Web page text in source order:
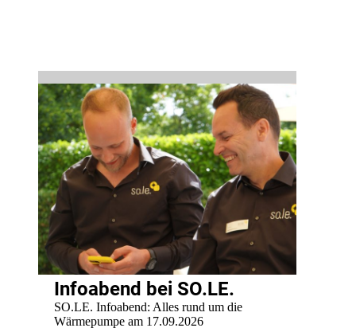
Infoabend bei SO.LE.
SO.LE. Infoabend: Alles rund um die
Wärmepumpe am 17.09.2026